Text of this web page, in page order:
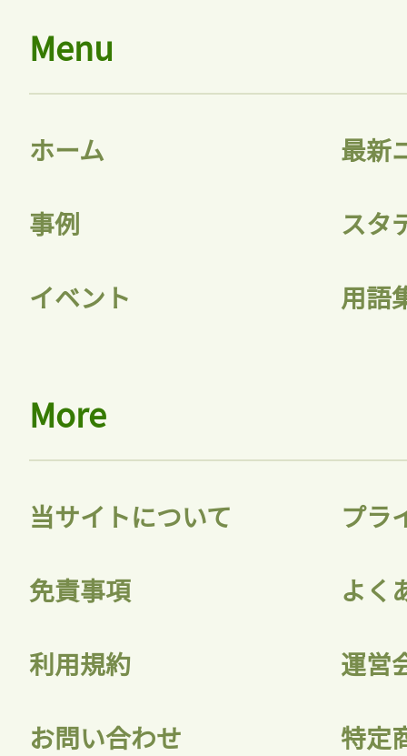
記事をお気に入りに
ログインが必
会員登録
Menu
ホーム 最新
事例 スタ
イベント 用語
More
当サイトについて プラ
免責事項 よく
利用規約 運営
お問い合わせ 特定